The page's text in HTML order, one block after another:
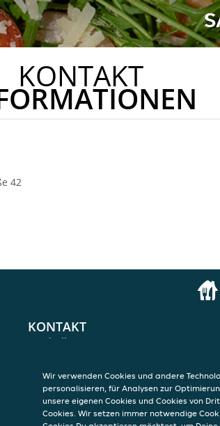
KONTAKT
42
KONTAKT
Sandrella
Wir verwenden Cookies und andere
personalisieren, für Analysen zur
unsere eigenen Cookies und Cookies von
Cookies. Wir setzen immer notwendige